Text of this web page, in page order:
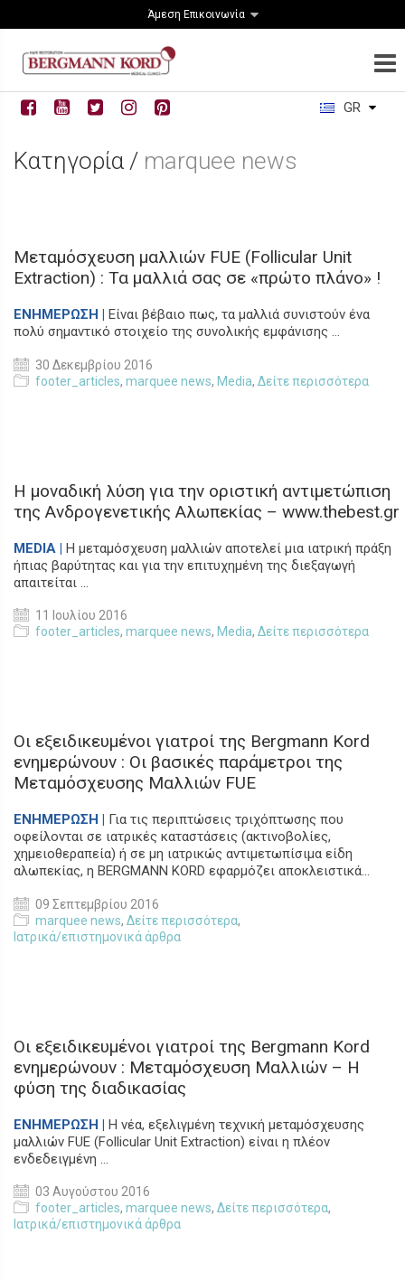
Άμεση Επικοινωνία
GR
Κατηγορία / marquee news
Μεταμόσχευση μαλλιών FUE (Follicular Unit
Extraction) : Τα μαλλιά σας σε «πρώτο πλάνο» !
ΕΝΗΜΕΡΩΣΗ | Είναι βέβαιο πως, τα μαλλιά συνιστούν ένα
πολύ σημαντικό στοιχείο της συνολικής εμφάνισης ...
30 Δεκεμβρίου 2016
footer_articles, marquee news, Media, Δείτε περισσότερα
Η μοναδική λύση για την οριστική αντιμετώπιση
της Ανδρογενετικής Αλωπεκίας – www.thebest.gr
MEDIA | Η μεταμόσχευση μαλλιών αποτελεί μια ιατρική πράξη
ήπιας βαρύτητας και για την επιτυχημένη της διεξαγωγή
απαιτείται ...
11 Ιουλίου 2016
footer_articles, marquee news, Media, Δείτε περισσότερα
Οι εξειδικευμένοι γιατροί της Bergmann Kord
ενημερώνουν : Οι βασικές παράμετροι της
Μεταμόσχευσης Μαλλιών FUE
ΕΝΗΜΕΡΩΣΗ | Για τις περιπτώσεις τριχόπτωσης που
οφείλονται σε ιατρικές καταστάσεις (ακτινοβολίες,
χημειοθεραπεία) ή σε μη ιατρικώς αντιμετωπίσιμα είδη
αλωπεκίας, η BERGMANN KORD εφαρμόζει αποκλειστικά...
09 Σεπτεμβρίου 2016
marquee news, Δείτε περισσότερα,
Ιατρικά/επιστημονικά άρθρα
Οι εξειδικευμένοι γιατροί της Bergmann Kord
ενημερώνουν : Μεταμόσχευση Μαλλιών – Η
φύση της διαδικασίας
ΕΝΗΜΕΡΩΣΗ | Η νέα, εξελιγμένη τεχνική μεταμόσχευσης
μαλλιών FUE (Follicular Unit Extraction) είναι η πλέον
ενδεδειγμένη ...
03 Αυγούστου 2016
footer_articles, marquee news, Δείτε περισσότερα,
Ιατρικά/επιστημονικά άρθρα